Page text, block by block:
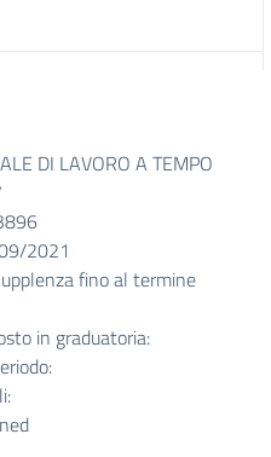
DI LAVORO A TEMPO
2021
fino al termine
in graduatoria: